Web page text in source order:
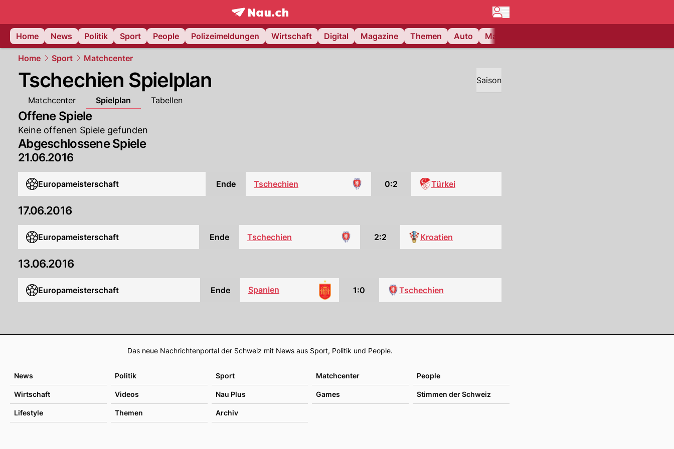
frontpage.NAU.ch
Home
News Politik Sport People Polizeimeldungen Wirtschaft Digital Magazine Themen Auto Matchcenter
Home Sport Matchcenter
Tschechien Spielplan
Saison
Matchcenter
Spielplan Tabellen
Offene Spiele
Keine offenen Spiele gefunden
Abgeschlossene Spiele
21.06.2016
Europameisterschaft Ende Tschechien 0:2 Türkei
17.06.2016
Europameisterschaft Ende Tschechien 2:2 Kroatien
13.06.2016
Europameisterschaft Ende Spanien 1:0 Tschechien
Footer
Das neue Nachrichtenportal der Schweiz mit News aus Sport, Politik und People.
News Politik Sport Matchcenter People
Wirtschaft Videos Nau Plus Games Stimmen der Schweiz
Lifestyle Themen Archiv